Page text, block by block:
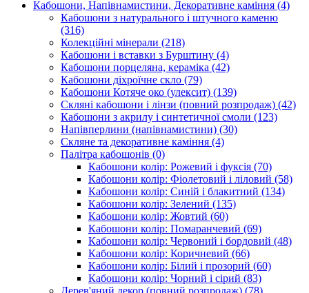
Кабошони, Напівнамистини, Декоративне каміння (4)
Кабошони з натурального і штучного каменю
(316)
Колекційні мінерали (218)
Кабошони і вставки з Бурштину (4)
Кабошони порцеляна, кераміка (42)
Кабошони діхроїчне скло (79)
Кабошони Котяче око (улексит) (139)
Скляні кабошони і лінзи (повний розпродаж) (42)
Кабошони з акрилу і синтетичної смоли (123)
Напівперлини (напівнамистини) (30)
Скляне та декоративне каміння (4)
Палітра кабошонів (0)
Кабошони колір: Рожевий і фуксія (70)
Кабошони колір: Фіолетовий і ліловий (58)
Кабошони колір: Синій і блакитний (134)
Кабошони колір: Зелений (135)
Кабошони колір: Жовтий (60)
Кабошони колір: Помаранчевий (69)
Кабошони колір: Червоний і бордовий (48)
Кабошони колір: Коричневий (66)
Кабошони колір: Білий і прозорий (60)
Кабошони колір: Чорний і сірий (83)
Дерев'яний декор (повний розпродаж) (78)